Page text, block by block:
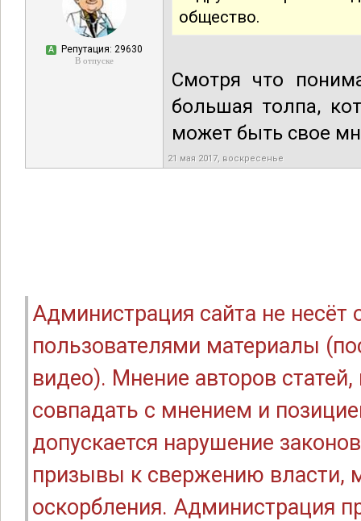
А Репутация: 29630
В отпуске
общество.
Смотря что
большая толпа,
может быть свое
21 мая 2017, воскресенье
Администрация сайта не
пользователями материалы
видео). Мнение авторов
совпадать с мнением и
допускается нарушение
призывы к свержению власти,
оскорбления. Администрация